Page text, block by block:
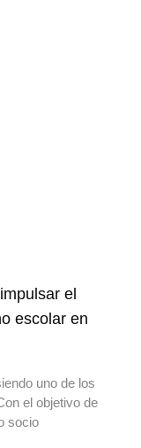
el
escolar en
uno de los
el objetivo de
socio